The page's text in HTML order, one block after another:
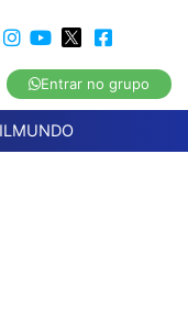
Entrar no grupo
MUNDO